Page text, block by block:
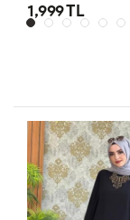
1,999 TL